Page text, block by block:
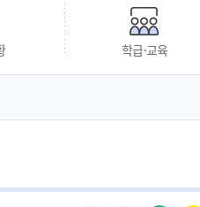
학급·교육